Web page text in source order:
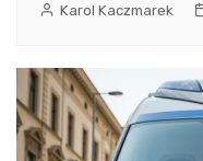
Karol Kaczmarek